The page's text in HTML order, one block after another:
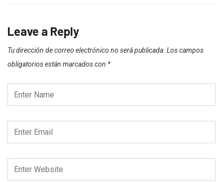
Leave a Reply
Tu dirección de correo electrónico no será publicada. Los campos
obligatorios están marcados con *